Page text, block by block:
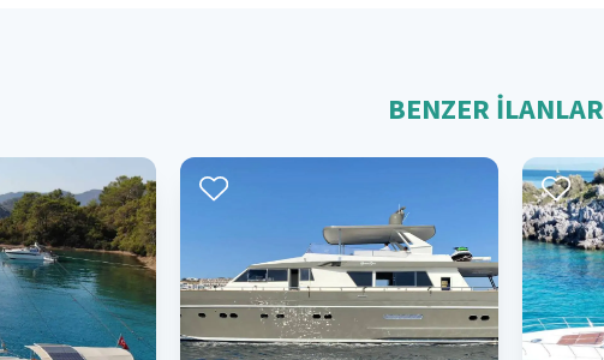
BENZER İLANLAR